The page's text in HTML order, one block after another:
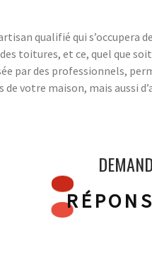
qualifié qui s’occupera
toitures, et ce, quel que
par des professionnels,
votre maison, mais aussi